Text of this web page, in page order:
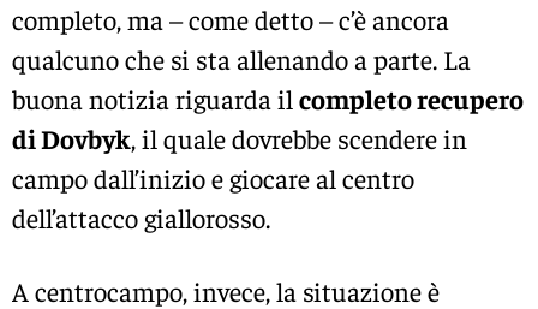
completo, ma – come detto – c’è ancora
qualcuno che si sta allenando a parte. La
buona notizia riguarda il completo recupero
di Dovbyk, il quale dovrebbe scendere in
campo dall’inizio e giocare al centro
dell’attacco giallorosso.
A centrocampo, invece, la situazione è